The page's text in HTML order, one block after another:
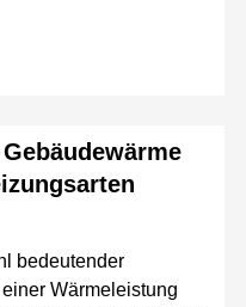
bedeutender
Wärmeleistung